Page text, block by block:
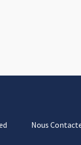
Nous